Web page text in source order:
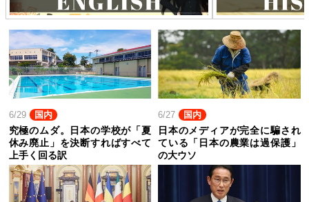
6/29 国内
究極のムダ。日本の学校が「夏
休み廃止」を決断すればすべて
上手く回る訳
6/27 国内
日本のメディアが完全に騙され
ている「日本の農業は過保護」
の大ウソ